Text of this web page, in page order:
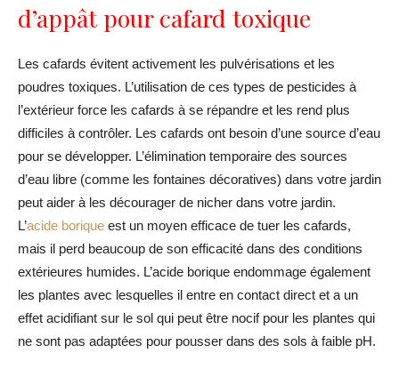
d’appât pour cafard toxique
Les cafards évitent activement les pulvérisations et les
poudres toxiques. L’utilisation de ces types de pesticides à
l’extérieur force les cafards à se répandre et les rend plus
difficiles à contrôler. Les cafards ont besoin d’une source d’eau
pour se développer. L’élimination temporaire des sources
d’eau libre (comme les fontaines décoratives) dans votre jardin
peut aider à les décourager de nicher dans votre jardin.
L’acide borique est un moyen efficace de tuer les cafards,
mais il perd beaucoup de son efficacité dans des conditions
extérieures humides. L’acide borique endommage également
les plantes avec lesquelles il entre en contact direct et a un
effet acidifiant sur le sol qui peut être nocif pour les plantes qui
ne sont pas adaptées pour pousser dans des sols à faible pH.